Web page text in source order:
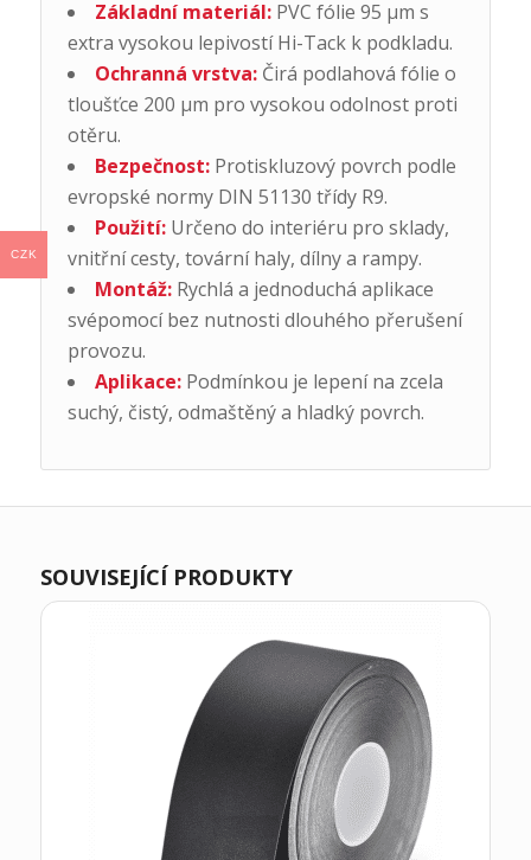
Základní materiál:PVC fólie 95 µm s
extra vysokou lepivostí Hi-Tack k podkladu.
Ochranná vrstva:Čirá podlahová fólie o
tloušťce 200 µm pro vysokou odolnost proti
otěru.
Bezpečnost:Protiskluzový povrch podle
evropské normy DIN 51130 třídy R9.
Použití:Určeno do interiéru pro sklady,
vnitřní cesty, tovární haly, dílny a rampy.
Montáž:Rychlá a jednoduchá aplikace
svépomocí bez nutnosti dlouhého přerušení
provozu.
Aplikace:Podmínkou je lepení na zcela
suchý, čistý, odmaštěný a hladký povrch.
SOUVISEJÍCÍ PRODUKTY
CZK